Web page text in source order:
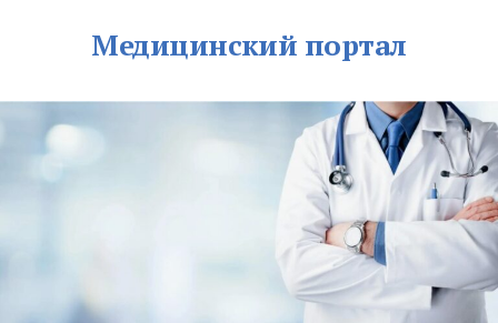
Медицинский портал